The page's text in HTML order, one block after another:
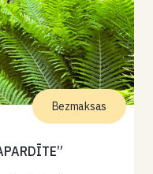
Bezmaksas